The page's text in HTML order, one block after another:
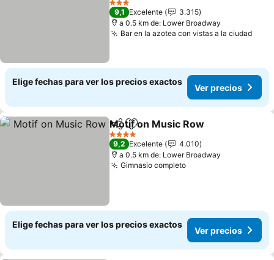
3 Estrellas
9,1 Excelente
3.315
a 0.5 km de: Lower Broadway
Bar en la azotea con vistas a la ciudad
Elige fechas para ver los precios exactos
Ver precios
CompartirAgregar a favoritos
Motif on Music Row
4 Estrellas
9,2 Excelente
4.010
a 0.5 km de: Lower Broadway
Gimnasio completo
Elige fechas para ver los precios exactos
Ver precios